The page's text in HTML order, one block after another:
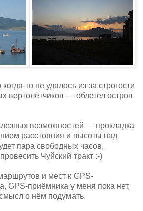
то не удалось из-за строгости
вертолётчиков — облетел остров
возможностей — прокладка
расстояния и высоты над
пара свободных часов,
Чуйский тракт :-)
и мест к GPS-
GPS-приёмника у меня пока нет,
о нём подумать.